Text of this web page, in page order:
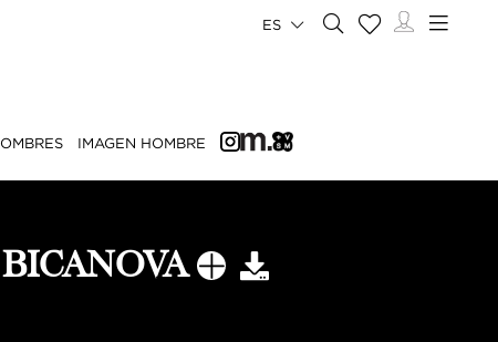
IMAGEN HOMBRE
ES